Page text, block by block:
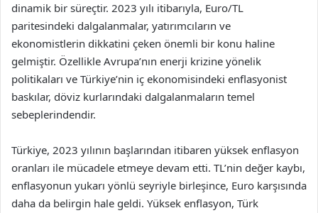
dinamik bir süreçtir. 2023 yılı itibarıyla, Euro/TL
paritesindeki dalgalanmalar, yatırımcıların ve
ekonomistlerin dikkatini çeken önemli bir konu haline
gelmiştir. Özellikle Avrupa’nın enerji krizine yönelik
politikaları ve Türkiye’nin iç ekonomisindeki enflasyonist
baskılar, döviz kurlarındaki dalgalanmaların temel
sebeplerindendir.
Türkiye, 2023 yılının başlarından itibaren yüksek enflasyon
oranları ile mücadele etmeye devam etti. TL’nin değer kaybı,
enflasyonun yukarı yönlü seyriyle birleşince, Euro karşısında
daha da belirgin hale geldi. Yüksek enflasyon, Türk